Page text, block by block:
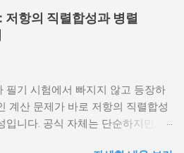
저항의 직렬합성과 병렬
필기 시험에서 빠지지 않고 등장하
계산 문제가 바로 저항의 직렬합성
입니다. 공식 자체는 단순하지만, 개